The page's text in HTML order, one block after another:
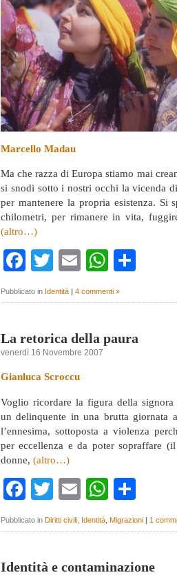
Marcello Madau
Ma che razza di Europa stiamo mai
si snodi sotto i nostri occhi la vicenda
per mantenere la propria esistenza. Si
chilometri, per rimanere in vita,
(altro…)
Facebook
TwitterEmail
Pubblicato in Identità | 4 commenti »
La retorica della paura
venerdì 16 Novembre 2007
Gianluca Scroccu
Voglio ricordare la figura della signora
un delinquente in una brutta giornata
l’ennesima, sottoposta a violenza
per eccellenza e da poter sopraffare
donne, (altro…)
Facebook
TwitterEmail
Pubblicato in Diritti civili Identità Migrazioni | 1
Identità e contaminazione